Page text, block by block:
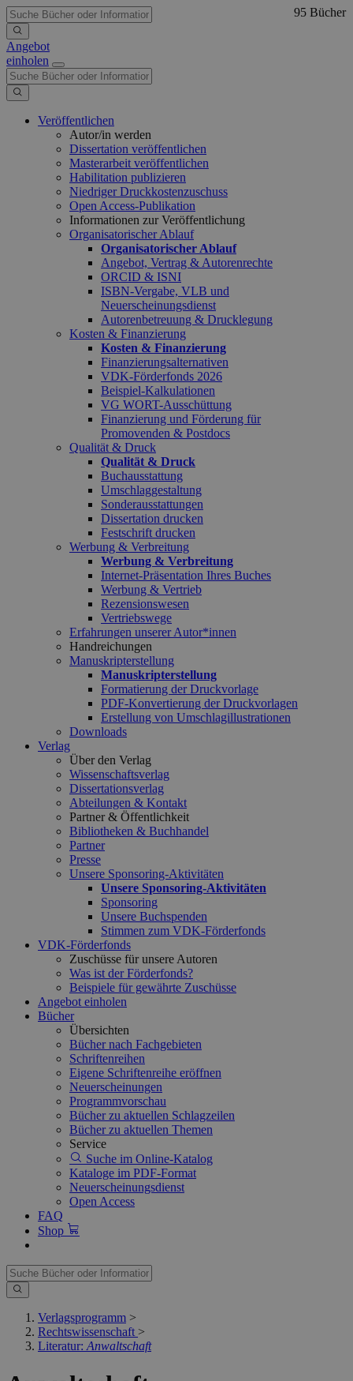
Angebot
einholen
Veröffentlichen
Autor/in werden
Dissertation veröffentlichen
Masterarbeit veröffentlichen
Habilitation publizieren
Niedriger Druckkostenzuschuss
Open Access-Publikation
Informationen zur Veröffentlichung
Organisatorischer Ablauf
Organisatorischer Ablauf
Angebot, Vertrag & Autorenrechte
ORCID & ISNI
ISBN-Vergabe, VLB und
Neuerscheinungsdienst
Autorenbetreuung & Drucklegung
Kosten & Finanzierung
Kosten & Finanzierung
Finanzierungsalternativen
VDK-Förderfonds 2026
Beispiel-Kalkulationen
VG WORT-Ausschüttung
Finanzierung und Förderung für
Promovenden & Postdocs
Qualität & Druck
Qualität & Druck
Buchausstattung
Umschlaggestaltung
Sonderausstattungen
Dissertation drucken
Festschrift drucken
Werbung & Verbreitung
Werbung & Verbreitung
Internet-Präsentation Ihres Buches
Werbung & Vertrieb
Rezensionswesen
Vertriebswege
Erfahrungen unserer Autor*innen
Handreichungen
Manuskripterstellung
Manuskripterstellung
Formatierung der Druckvorlage
PDF-Konvertierung der Druckvorlagen
Erstellung von Umschlagillustrationen
Downloads
Verlag
Über den Verlag
Wissenschaftsverlag
Dissertationsverlag
Abteilungen & Kontakt
Partner & Öffentlichkeit
Bibliotheken & Buchhandel
Partner
Presse
Unsere Sponsoring-Aktivitäten
Unsere Sponsoring-Aktivitäten
Sponsoring
Unsere Buchspenden
Stimmen zum VDK-Förderfonds
VDK-Förderfonds
Zuschüsse für unsere Autoren
Was ist der Förderfonds?
Beispiele für gewährte Zuschüsse
Angebot einholen
Bücher
Übersichten
Bücher nach Fachgebieten
Schriftenreihen
Eigene Schriftenreihe eröffnen
Neuerscheinungen
Programmvorschau
Bücher zu aktuellen Schlagzeilen
Bücher zu aktuellen Themen
Service
Suche im Online-Katalog
Kataloge im PDF-Format
Neuerscheinungsdienst
Open Access
FAQ
Shop
Verlagsprogramm >
Rechtswissenschaft >
Literatur: Anwaltschaft
95 Bücher